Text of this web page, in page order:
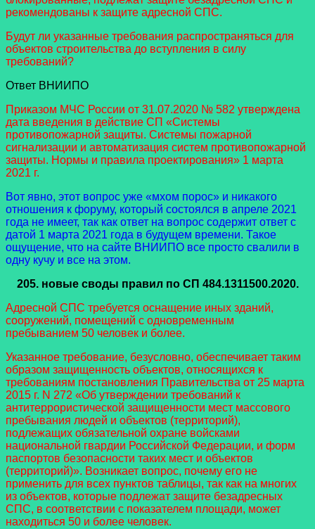
рекомендованы к защите адресной СПС.
Будут ли указанные требования распространяться для
объектов строительства до вступления в силу
требований?
Ответ ВНИИПО
Приказом МЧС России от 31.07.2020 № 582 утверждена
дата введения в действие СП «Системы
противопожарной защиты. Системы пожарной
сигнализации и автоматизация систем противопожарной
защиты. Нормы и правила проектирования» 1 марта
2021 г.
Вот явно, этот вопрос уже «мхом порос» и никакого
отношения к форуму, который состоялся в апреле 2021
года не имеет, так как ответ на вопрос содержит ответ с
датой 1 марта 2021 года в будущем времени. Такое
ощущение, что на сайте ВНИИПО все просто свалили в
одну кучу и все на этом.
205. новые своды правил по СП 484.1311500.2020.
Адресной СПС требуется оснащение иных зданий,
сооружений, помещений с одновременным
пребыванием 50 человек и более.
Указанное требование, безусловно, обеспечивает таким
образом защищенность объектов, относящихся к
требованиям постановления Правительства от 25 марта
2015 г. N 272 «Об утверждении требований к
антитеррористической защищенности мест массового
пребывания людей и объектов (территорий),
подлежащих обязательной охране войсками
национальной гвардии Российской Федерации, и форм
паспортов безопасности таких мест и объектов
(территорий)». Возникает вопрос, почему его не
применить для всех пунктов таблицы, так как на многих
из объектов, которые подлежат защите безадресных
СПС, в соответствии с показателем площади, может
находиться 50 и более человек.